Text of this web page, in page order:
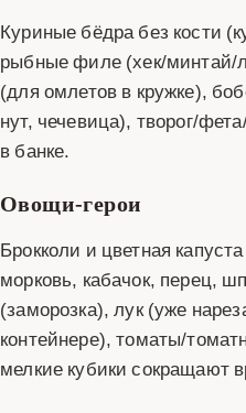
Куриные бёдра без кости
рыбные филе (хек/минтай/
(для омлетов в кружке),
нут, чечевица), творог/
в банке.
Овощи‑герои
Брокколи и цветная
морковь, кабачок, перец,
(заморозка), лук (уже
контейнере), томаты/
мелкие кубики сокращают